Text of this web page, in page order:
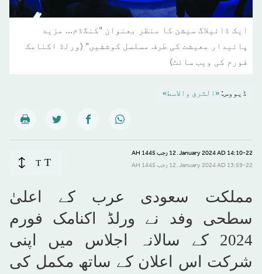
ایک ڈائیلاگ سیشن کا منظر بعنوان "کنگڈم... مزید
پائیدار معیشت کی طرف مسلسل کوششیں" (ورلڈ اکنامک
فورم کی ویب سائٹ)
ڈیووس: «الشرق والاسط»
14:10-22 January 2024 AD ـ 12 رجب 1445 AH
13:59-22 January 2024 AD ـ 12 رجب 1445 AH
T
T
مملکت سعودی عرب کے اعلیٰ
سطحی وفد نے ورلڈ اکنامک فورم
2024 کے سالانہ اجلاس میں اپنی
شرکت اس اعلان کے ساتھ مکمل کی